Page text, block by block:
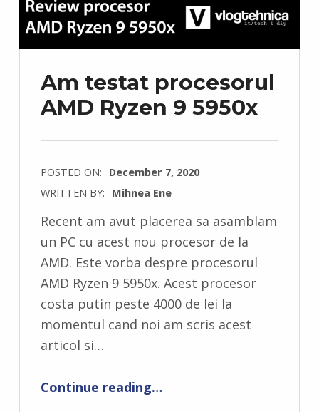
Am testat procesorul
AMD Ryzen 9 5950x
POSTED ON: December 7, 2020
WRITTEN BY: Mihnea Ene
C
M
M
Recent am avut placerea sa asamblam
un PC cu acest nou procesor de la
AMD. Este vorba despre procesorul
AMD Ryzen 9 5950x. Acest procesor
costa putin peste 4000 de lei la
momentul cand noi am scris acest
articol si…
Continue reading…